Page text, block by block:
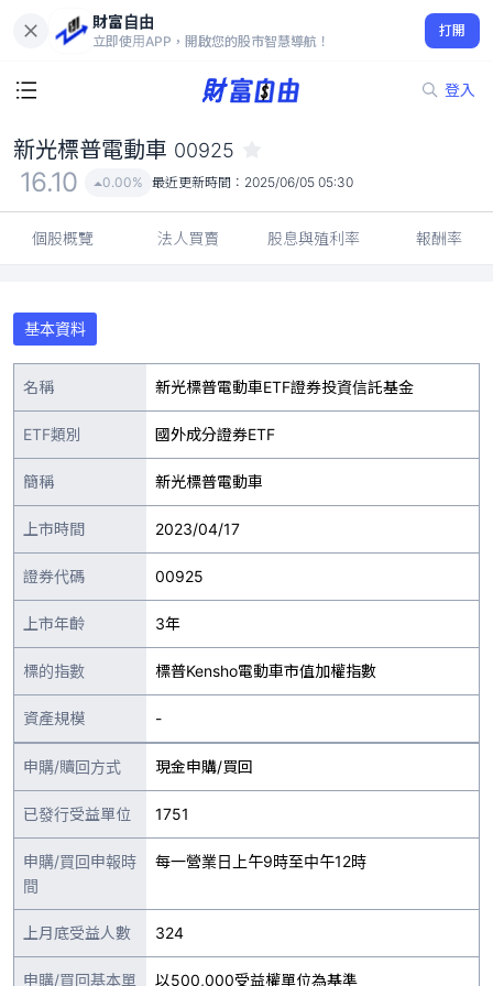
財富自由
立即使用APP，開啟您的股市智慧導航！
打開
登入
16.10
0.00%
新光標普電動車 00925
16.10 0.00% 最近更新時間： 2025/06/05 05:30
個股概覽 法人買賣 股息與殖利率 報酬率
基本資料
名稱 新光標普電動車ETF證券投資信託基金
ETF類別 國外成分證券ETF
簡稱 新光標普電動車
上市時間 2023/04/17
證券代碼 00925
上市年齡 3年
標的指數 標普Kensho電動車市值加權指數
資產規模 -
申購/贖回方式 現金申購/買回
已發行受益單位 1751
申購/買回申報時
間
每一營業日上午9時至中午12時
上月底受益人數 324
申購/買回基本單 以500,000受益權單位為基準